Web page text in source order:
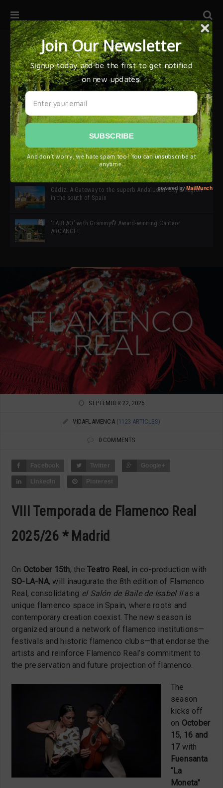
32ª edición de Ciutat Flamenco 2026 * 16 – 25 Octubre,
SIMOF 30 Edition 2025 * ‘We are all SIMOF’
Cádiz: A Gateway to the superb Andalusian city & region
in the south of Spain
‘TABLAO’ with Grammy© Award-winning Cantaor
ARCANGEL
SEPTEMBER 22, 2025
VIDAFLAMENCA (1123 ARTICLES)
0 COMMENTS
Facebook Twitter Google+
LinkedIn Pinterest
VIII Temporada de Flamenco Real
2025/26 * Madrid
On October 15th, theTeatro Real , in co-production with
SO-LA-NA, will inaugurate the 8th edition of Flamenco
Real, consolidating el Salón de Baile de Isabel IIas a
unique flamenco space in Spain, where roots and
contemporary creation coexist. The new season is
organized around a network of flamenco institutions—
festivals and historic flamenco clubs—that endorse the
artists and reinforce Flamenco Real’s commitment to
the preservation and future projection of flamenco.
The
season
kicks off
on October
15, 16 and
17with
Fuensanta
“La
Moneta”